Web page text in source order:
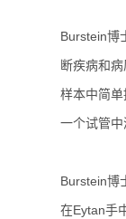
Burstein博
断疾病和
样本中简
一个试管
Burstein博
在Eytan手